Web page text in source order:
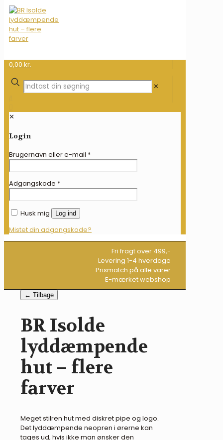
0,00 kr.
✕
✕
Login
Brugernavn eller e-mail *
Adgangskode *
Husk mig Log ind
Mistet din adgangskode?
Fri fragt over 499,-
Levering 1-4 hverdage
Prismatch på alle varer
E-mærket webshop
← Tilbage
BR Isolde
lyddæmpende
hut – flere
farver
Meget stilren hut med diskret pipe og logo.
Det lyddæmpende neopren i ørerne kan
tages ud, hvis ikke man ønsker den